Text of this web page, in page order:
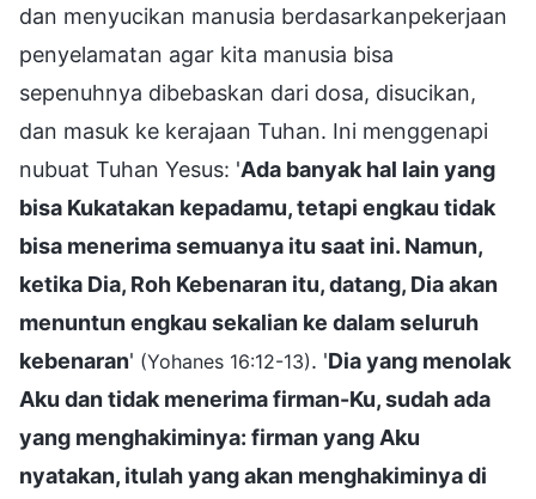
dan menyucikan manusia berdasarkanpekerjaan
penyelamatan agar kita manusia bisa
sepenuhnya dibebaskan dari dosa, disucikan,
dan masuk ke kerajaan Tuhan. Ini menggenapi
nubuat Tuhan Yesus: 'Ada banyak hal lain yang
bisa Kukatakan kepadamu, tetapi engkau tidak
bisa menerima semuanya itu saat ini. Namun,
ketika Dia, Roh Kebenaran itu, datang, Dia akan
menuntun engkau sekalian ke dalam seluruh
kebenaran' (Yohanes 16:12-13). 'Dia yang menolak
Aku dan tidak menerima firman-Ku, sudah ada
yang menghakiminya: firman yang Aku
nyatakan, itulah yang akan menghakiminya di